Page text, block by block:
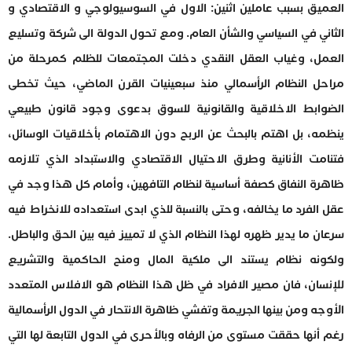
العميق بسبب عاملين اثنين: الاول في السوسيولوجي و الاقتصادي و
الثاني في السياسي والشأن العام. ومع تحول الدولة الى شركة وتسليع
العمل، وغياب العقل النقدي دخلت المجتمعات للظلم كمرحلة من
مراحل النظام الرأسمالي منذ سبعينيات القرن الماضي، حيث تخطى
الضوابط الاخلاقية والقانونية للسوق بدعوى وجود قانون طبيعي
ينظمه، بل اهتم بالبحث عن الربح دون الاهتمام بأخلاقيات الوسائل،
فتنامت الأنانية وطرق الاحتيال الاقتصادي والاستبداد الذي تلازمه
ظاهرة النفاق كصفة أساسية لنظام التافهين، وأمام كل هذا وجد في
عقل الفرد ما يخالفه، وحتى بالنسبة للذي ابدى استعداده للانخراط فيه
سرعان ما يدير ظهره لهذا النظام الذي لا تمييز فيه بين الحق والباطل.
ولكونه نظام يستند الى ملكية المال ومنح الحاكمية والتشريع
للإنسان، فان مصير الافراد في ظل هذا النظام هو الافلاس المتعدد
الأوجه ومن بينها الجريمة وتفشي ظاهرة الانتحار في الدول الرأسمالية
رغم أنها حققت مستوى من الرفاه وبالأحرى في الدول التابعة لها التي